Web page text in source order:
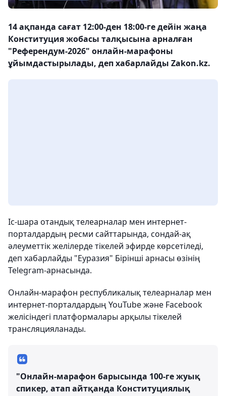
14 ақпанда сағат 12:00-ден 18:00-ге дейін жаңа
Конституция жобасы талқысына арналған
"Референдум-2026" онлайн-марафоны
ұйымдастырылады, деп хабарлайды Zakon.kz.
Іс-шара отандық телеарналар мен интернет-
порталдардың ресми сайттарында, сондай-ақ
әлеуметтік желілерде тікелей эфирде көрсетіледі,
деп хабарлайды "Еуразия" Бірінші арнасы өзінің
Telegram-арнасында.
Онлайн-марафон республикалық телеарналар мен
интернет-порталдардың YouTube және Facebook
желісіндегі платформалары арқылы тікелей
трансляцияланады.
"Онлайн-марафон барысында 100-ге жуық
спикер, атап айтқанда Конституциялық